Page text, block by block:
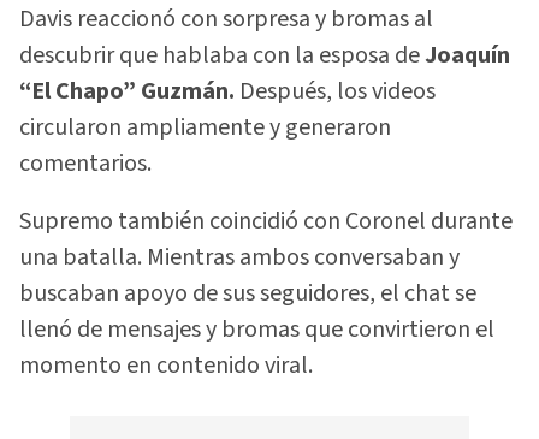
Davis reaccionó con sorpresa y bromas al
descubrir que hablaba con la esposa deJoaquín
“El Chapo” Guzmán. Después, los videos
circularon ampliamente y generaron
comentarios.
Supremo también coincidió con Coronel durante
una batalla. Mientras ambos conversaban y
buscaban apoyo de sus seguidores, el chat se
llenó de mensajes y bromas que convirtieron el
momento en contenido viral.